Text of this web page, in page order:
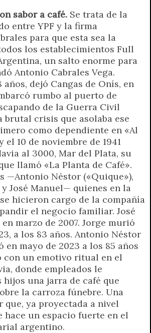
n
d
l
y
sabor a café. Se trata de la
entre YPF y la firma
para que esta sea la
los establecimientos Full
un salto enorme para
Antonio Cabrales Vega.
años, dejó Cangas de Onís, en
rumbo al puerto de
de la Guerra Civil
brutal crisis que asolaba ese
como dependiente en «Al
el 10 de noviembre de 1941
al 3000, Mar del Plata, su
llamó «La Planta de Café».
—Antonio Néstor («Quique»),
José Manuel— quienes en la
se hicieron cargo de la compañía
el negocio familiar. José
marzo de 2007. Jorge murió
a los 83 años. Antonio Néstor
mayo de 2023 a los 85 años
con un emotivo ritual en el
donde empleados le
hijos una jarra de café que
la carroza fúnebre. Una
ya proyectada a nivel
hace un espacio fuerte en el
argentino.